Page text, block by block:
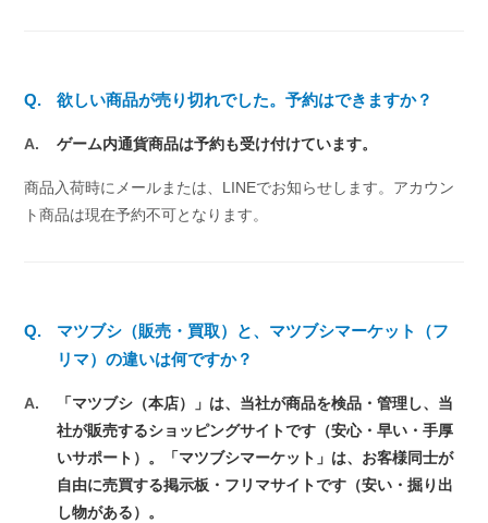
Q. 欲しい商品が売り切れでした。予約はできますか？
A. ゲーム内通貨商品は予約も受け付けています。
商品入荷時にメールまたは、LINEでお知らせします。アカウン
ト商品は現在予約不可となります。
Q.
マツブシ（販売・買取）と、マツブシマーケット（フ
リマ）の違いは何ですか？
A.
「マツブシ（本店）」は、当社が商品を検品・管理し、当
社が販売するショッピングサイトです（安心・早い・手厚
いサポート）。「マツブシマーケット」は、お客様同士が
自由に売買する掲示板・フリマサイトです（安い・掘り出
し物がある）。